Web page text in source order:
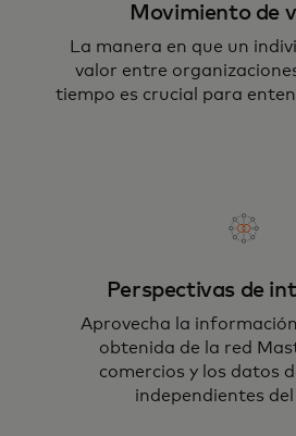
Movimiento de
La manera en que un
valor entre
tiempo es crucial para
Perspectivas de
Aprovecha la
obtenida de la red
comercios y los datos
independientes del